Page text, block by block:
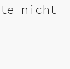
nicht